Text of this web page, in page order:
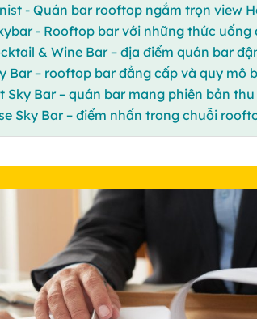
- Quán bar rooftop ngắm trọn view
- Rooftop bar với những thức uống
& Wine Bar – địa điểm quán bar
Bar – rooftop bar đẳng cấp và quy mô
Sky Bar – quán bar mang phiên bản
Sky Bar – điểm nhấn trong chuỗi